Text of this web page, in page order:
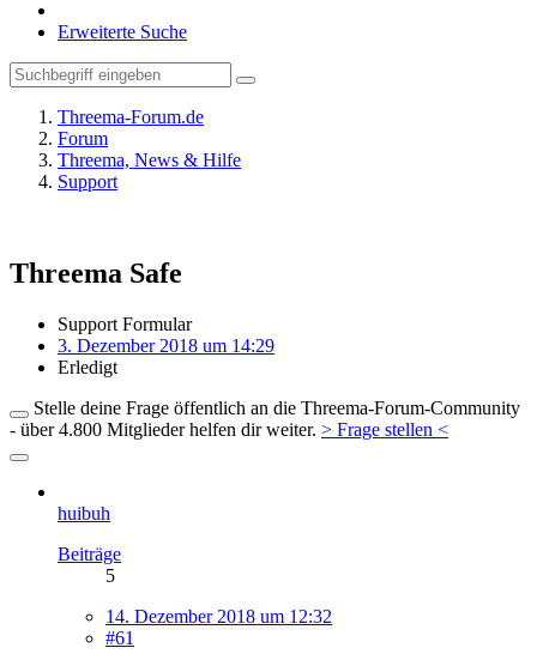
Erweiterte Suche
Threema-Forum.de
Forum
Threema, News & Hilfe
Support
Threema Safe
Support Formular
3. Dezember 2018 um 14:29
Erledigt
Stelle deine Frage öffentlich an die Threema-Forum-Community
- über 4.800 Mitglieder helfen dir weiter. > Frage stellen <
huibuh
Beiträge
5
14. Dezember 2018 um 12:32
#61